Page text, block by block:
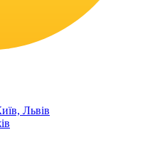
Львів